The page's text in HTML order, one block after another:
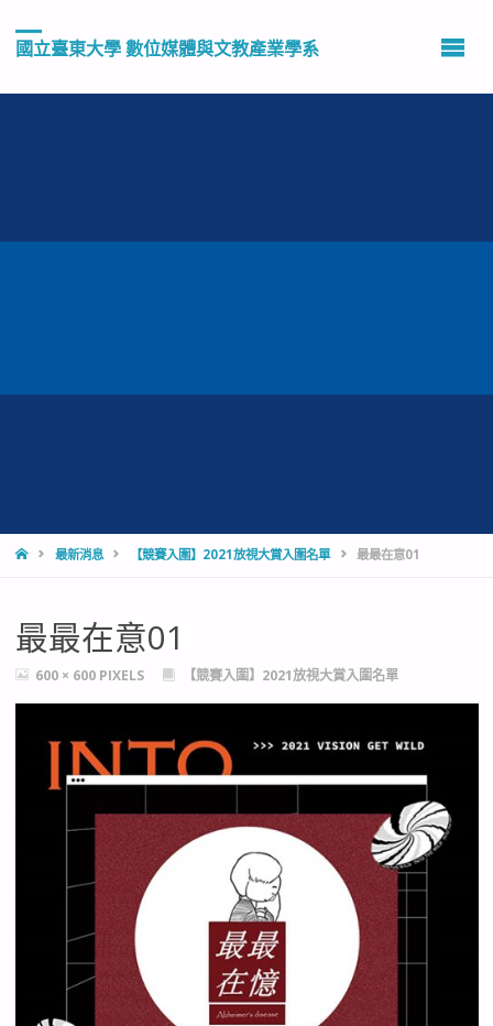
國立臺東大學 數位媒體與文教產業學系
HOME最新消息 【競賽入圍】2021放視大賞入圍名單 最最在意01
最最在意01
FULL600 × 600 PIXELS 【競賽入圍】2021放視大賞入圍名單